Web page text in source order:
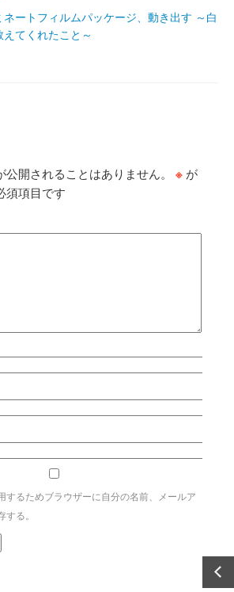
ートフィルムパッケージ、動き出す ～白
てくれたこと～
公開されることはありません。 ※ が
須項目です
するためブラウザーに自分の名前、メールア
る。